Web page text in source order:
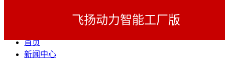
首页
新闻中心
飞扬动力智能工厂版